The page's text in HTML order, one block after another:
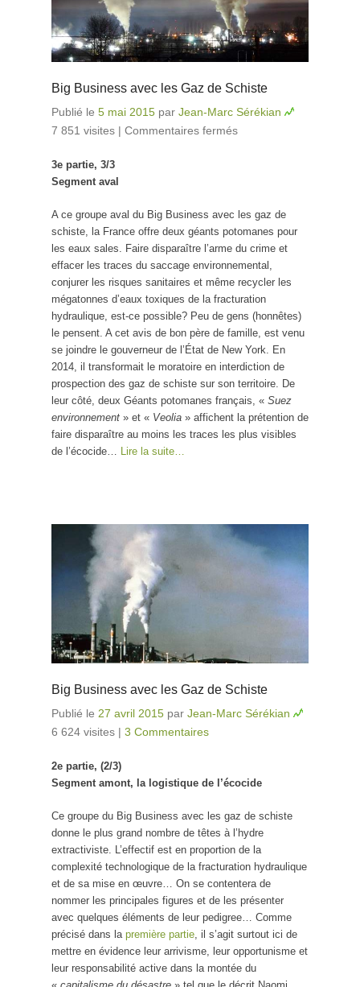
Big Business avec les Gaz de Schiste
Publié le 5 mai 2015 par Jean-Marc Sérékian
7 851 visites | Commentaires fermés
3e partie, 3/3
Segment aval
A ce groupe aval du Big Business avec les gaz de
schiste, la France offre deux géants potomanes pour
les eaux sales. Faire disparaître l’arme du crime et
effacer les traces du saccage environnemental,
conjurer les risques sanitaires et même recycler les
mégatonnes d’eaux toxiques de la fracturation
hydraulique, est-ce possible? Peu de gens (honnêtes)
le pensent. A cet avis de bon père de famille, est venu
se joindre le gouverneur de l’État de New York. En
2014, il transformait le moratoire en interdiction de
prospection des gaz de schiste sur son territoire. De
leur côté, deux Géants potomanes français, « Suez
environnement » et « Veolia » affichent la prétention de
faire disparaître au moins les traces les plus visibles
de l’écocide… Lire la suite…
Big Business avec les Gaz de Schiste
Publié le 27 avril 2015 par Jean-Marc Sérékian
6 624 visites | 3 Commentaires
2e partie, (2/3)
Segment amont, la logistique de l’écocide
Ce groupe du Big Business avec les gaz de schiste
donne le plus grand nombre de têtes à l’hydre
extractiviste. L’effectif est en proportion de la
complexité technologique de la fracturation hydraulique
et de sa mise en œuvre… On se contentera de
nommer les principales figures et de les présenter
avec quelques éléments de leur pedigree… Comme
précisé dans la première partie , il s’agit surtout ici de
mettre en évidence leur arrivisme, leur opportunisme et
leur responsabilité active dans la montée du